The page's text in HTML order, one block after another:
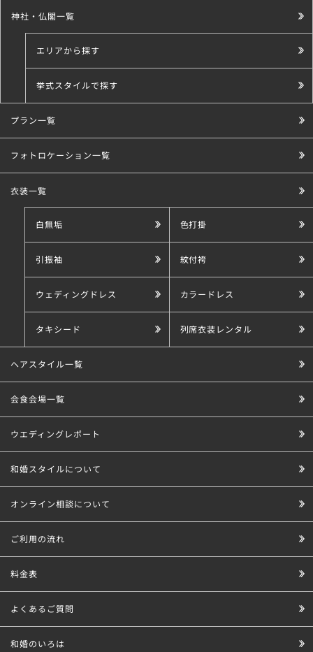
神社・仏閣一覧
エリアから探す
挙式スタイルで探す
こだわり条件で探す
プラン一覧
フォトロケーション一覧
衣装一覧
白無垢 色打掛
引振袖 紋付袴
ウェディングドレス カラードレス
タキシード 列席衣装レンタル
ヘアスタイル一覧
会食会場一覧
ウエディングレポート
和婚スタイルについて
オンライン相談について
ご利用の流れ
料金表
よくあるご質問
和婚のいろは